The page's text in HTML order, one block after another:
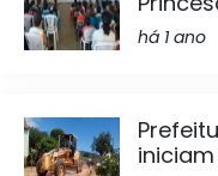
há 1 ano
iniciam